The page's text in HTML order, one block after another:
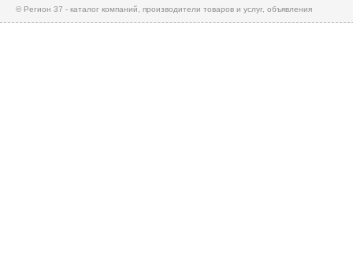
© Регион 37 - каталог компаний, производители товаров и услуг, объявления